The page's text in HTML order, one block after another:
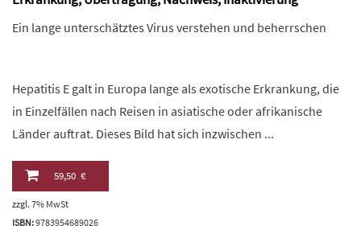
Ein lange unterschätztes Virus verstehen und beherrschen
Hepatitis E galt in Europa lange als exotische Erkrankung, die
in Einzelfällen nach Reisen in asiatische oder afrikanische
Länder auftrat. Dieses Bild hat sich inzwischen ...
59,50 €
zzgl. 7% MwSt
ISBN:9783954689026